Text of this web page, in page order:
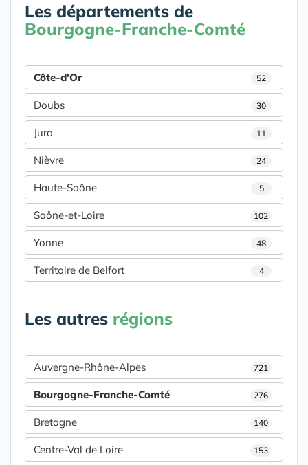
Les départements de
Bourgogne-Franche-Comté
Côte-d'Or 52
Doubs 30
Jura 11
Nièvre 24
Haute-Saône 5
Saône-et-Loire 102
Yonne 48
Territoire de Belfort 4
Les autres régions
Auvergne-Rhône-Alpes 721
Bourgogne-Franche-Comté 276
Bretagne 140
Centre-Val de Loire 153